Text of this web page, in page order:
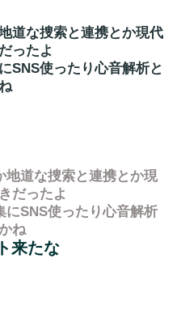
道な捜索と連携とか現代
ったよ
SNS使ったり心音解析と
地道な捜索と連携とか現
だったよ
SNS使ったり心音解析
ね
来たな